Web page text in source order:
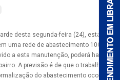
desta segunda-feira (24), está
uma rede de abastecimento 100
a esta manutenção, poderá haver
A previsão é de que o trabalho
do abastecimento ocorrerá